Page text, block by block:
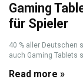
Gaming
für Spieler
40 % aller Deutschen
auch Gaming Tablets
Read more »